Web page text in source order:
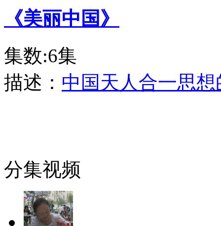
《美丽中国》
集数:6集
描述： 中国天人合一思
分集视频